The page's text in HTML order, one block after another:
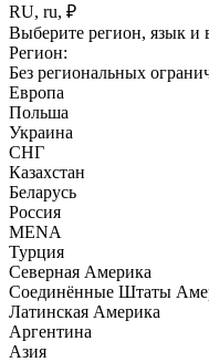
RU, ru, ₽
Выберите регион, язык и
Регион:
Без региональных
Европа
Польша
Украина
СНГ
Казахстан
Беларусь
Россия
MENA
Турция
Северная Америка
Соединённые Штаты
Латинская Америка
Аргентина
Азия